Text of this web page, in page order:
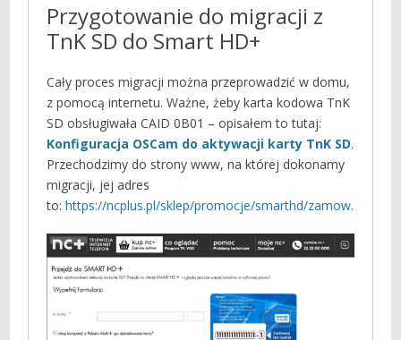
Przygotowanie do migracji z
TnK SD do Smart HD+
Cały proces migracji można przeprowadzić w domu,
z pomocą internetu. Ważne, żeby karta kodowa TnK
SD obsługiwała CAID 0B01 – opisałem to tutaj:
Konfiguracja OSCam do aktywacji karty TnK SD.
Przechodzimy do strony www, na której dokonamy
migracji, jej adres
to:https://ncplus.pl/sklep/promocje/smarthd/zamow.